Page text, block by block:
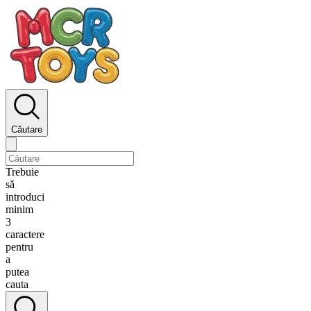
Căutare
Trebuie
să
introduci
minim
3
caractere
pentru
a
putea
cauta